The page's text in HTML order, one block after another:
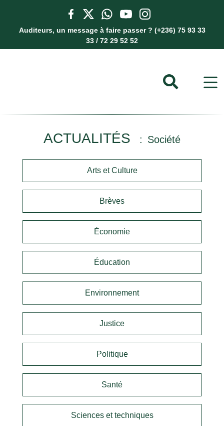
Auditeurs, un message à faire passer ? (+236) 75 93 33
33 / 72 29 52 52
ACTUALITÉS Société
Arts et Culture
Brèves
Économie
Éducation
Environnement
Justice
Politique
Santé
Sciences et techniques